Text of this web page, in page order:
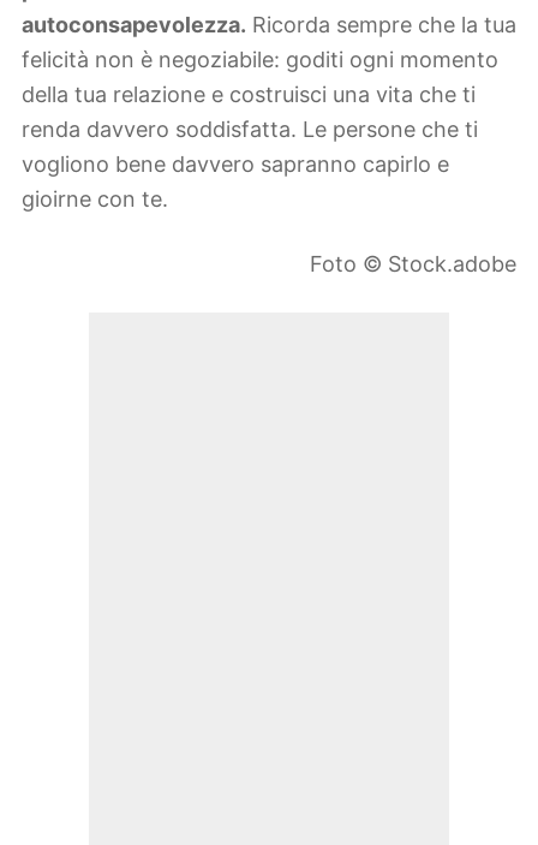
autoconsapevolezza. Ricorda sempre che la tua
felicità non è negoziabile: goditi ogni momento
della tua relazione e costruisci una vita che ti
renda davvero soddisfatta. Le persone che ti
vogliono bene davvero sapranno capirlo e
gioirne con te.
Foto © Stock.adobe